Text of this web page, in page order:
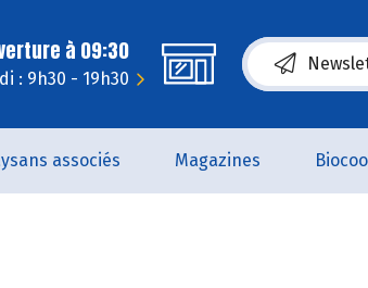
à 09:30
: 9h30 - 19h30 (s’ouvre dans
associés Magazines